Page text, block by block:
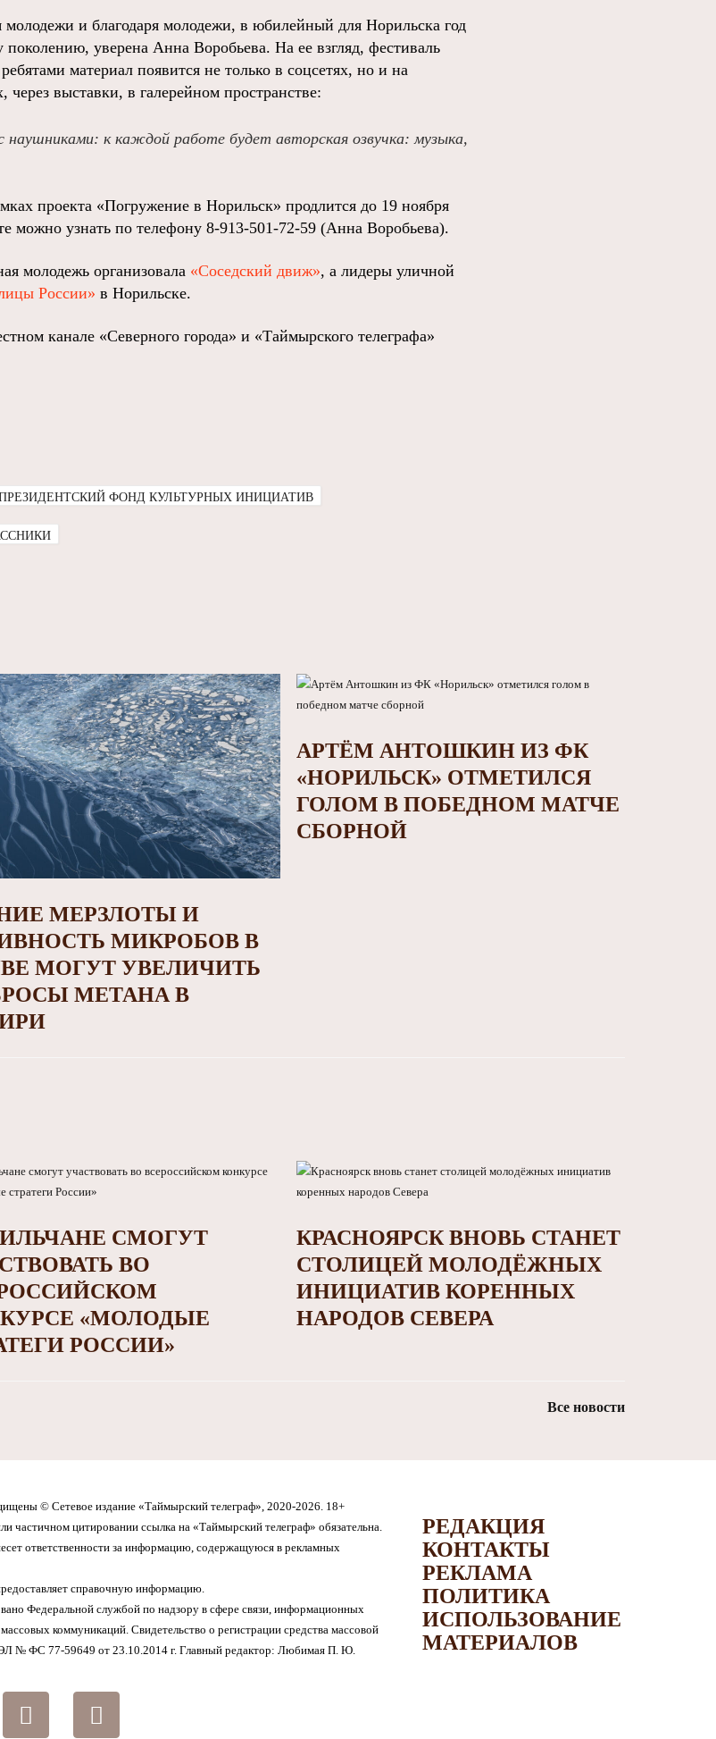
молодежи и благодаря молодежи, в юбилейный для Норильска год
уверена Анна Воробьева. На ее взгляд, фестиваль
материал появится не только в соцсетях, но и на
выставки, в галерейном пространстве:
к каждой работе будет авторская озвучка: музыка,
проекта «Погружение в Норильск» продлится до 19 ноября
можно узнать по телефону 8-913-501-72-59 (Анна Воробьева).
молодежь организовала «Соседский движ», а лидеры уличной
России» в Норильске.
канале «Северного города» и «Таймырского телеграфа»
ФОНД КУЛЬТУРНЫХ ИНИЦИАТИВ
МЕРЗЛОТЫ И
МИКРОБОВ В
МОГУТ УВЕЛИЧИТЬ
МЕТАНА В
АРТЁМ АНТОШКИН ИЗ ФК
«НОРИЛЬСК» ОТМЕТИЛСЯ
ГОЛОМ В ПОБЕДНОМ МАТЧЕ
СБОРНОЙ
СМОГУТ
ВО
«МОЛОДЫЕ
РОССИИ»
КРАСНОЯРСК ВНОВЬ СТАНЕТ
СТОЛИЦЕЙ МОЛОДЁЖНЫХ
ИНИЦИАТИВ КОРЕННЫХ
НАРОДОВ СЕВЕРА
Все новости
© Сетевое издание «Таймырский телеграф», 2020-2026. 18+
частичном цитировании ссылка на «Таймырский телеграф» обязательна.
ответственности за информацию, содержащуюся в рекламных
справочную информацию.
Федеральной службой по надзору в сфере связи, информационных
коммуникаций. Свидетельство о регистрации средства массовой
№ ФС 77-59649 от 23.10.2014 г. Главный редактор: Любимая П. Ю.
РЕДАКЦИЯ
КОНТАКТЫ
РЕКЛАМА
ПОЛИТИКА
ИСПОЛЬЗОВАНИЕ
МАТЕРИАЛОВ